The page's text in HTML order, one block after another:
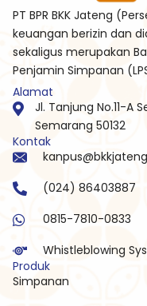
PT BPR BKK Jateng
keuangan berizin dan
sekaligus merupakan
Penjamin Simpanan
Alamat
Jl. Tanjung No.11-A
Semarang 50132
Kontak
(024) 86403887
0815-7810-0833
Whistleblowing
Produk
Simpanan